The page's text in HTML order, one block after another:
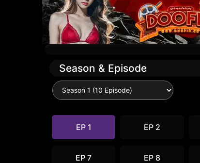
Season & Episode
EP 1 EP 2
EP 7 EP 8